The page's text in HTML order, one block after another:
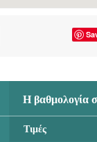
Η βαθμολογία
Τιμές